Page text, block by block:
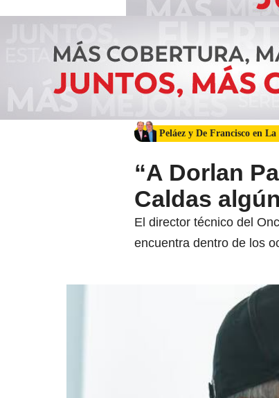
Peláez y De Francisco en
“A Dorlan
Caldas
El director técnico del
encuentra dentro de los